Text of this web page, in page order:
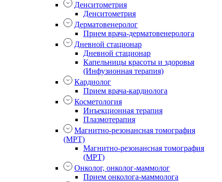
Денситометрия
Денситометрия
Дерматовенеролог
Прием врача-дерматовенеролога
Дневной стационар
Дневной стационар
Капельницы красоты и здоровья
(Инфузионная терапия)
Кардиолог
Прием врача-кардиолога
Косметология
Инъекционная терапия
Плазмотерапия
Магнитно-резонансная томография
(МРТ)
Магнитно-резонансная томография
(МРТ)
Онколог, онколог-маммолог
Прием онколога-маммолога